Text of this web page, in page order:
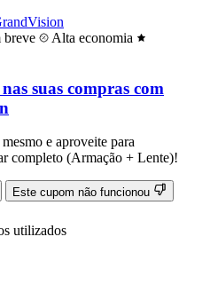
breve
Alta economia
suas compras com
e aproveite para
completo (Armação + Lente)!
Este cupom não funcionou
utilizados